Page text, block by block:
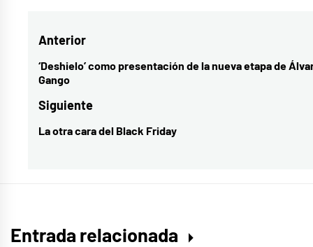
Madrid
MI
CURA
Tu
Navegación
de
entradas
Anterior
Entrada
anterior:
‘Deshielo’ como presentación de la nueva etapa de
Gango
Siguiente
Entrada
La otra cara del Black Friday
Entrada relacionada